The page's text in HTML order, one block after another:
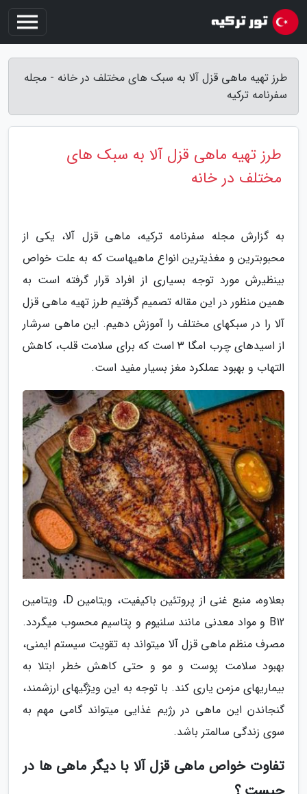
طرز تهیه ماهی قزل آلا به سبک های مختلف در خانه - مجله
سفرنامه ترکیه
طرز تهیه ماهی قزل آلا به سبک های
مختلف در خانه
به گزارش مجله سفرنامه ترکیه، ماهی قزل آلا، یکی از
محبوبترین و مغذیترین انواع ماهیهاست که به علت خواص
بینظیرش مورد توجه بسیاری از افراد قرار گرفته است به
همین منظور در این مقاله تصمیم گرفتیم طرز تهیه ماهی قزل
آلا را در سبکهای مختلف را آموزش دهیم. این ماهی سرشار
از اسیدهای چرب امگا 3 است که برای سلامت قلب، کاهش
التهاب و بهبود عملکرد مغز بسیار مفید است.
بعلاوه، منبع غنی از پروتئین باکیفیت، ویتامین D، ویتامین
B12 و مواد معدنی مانند سلنیوم و پتاسیم محسوب میگردد.
مصرف منظم ماهی قزل آلا میتواند به تقویت سیستم ایمنی،
بهبود سلامت پوست و مو و حتی کاهش خطر ابتلا به
بیماریهای مزمن یاری کند. با توجه به این ویژگیهای ارزشمند،
گنجاندن این ماهی در رژیم غذایی میتواند گامی مهم به
سوی زندگی سالمتر باشد.
تفاوت خواص ماهی قزل آلا با دیگر ماهی ها در